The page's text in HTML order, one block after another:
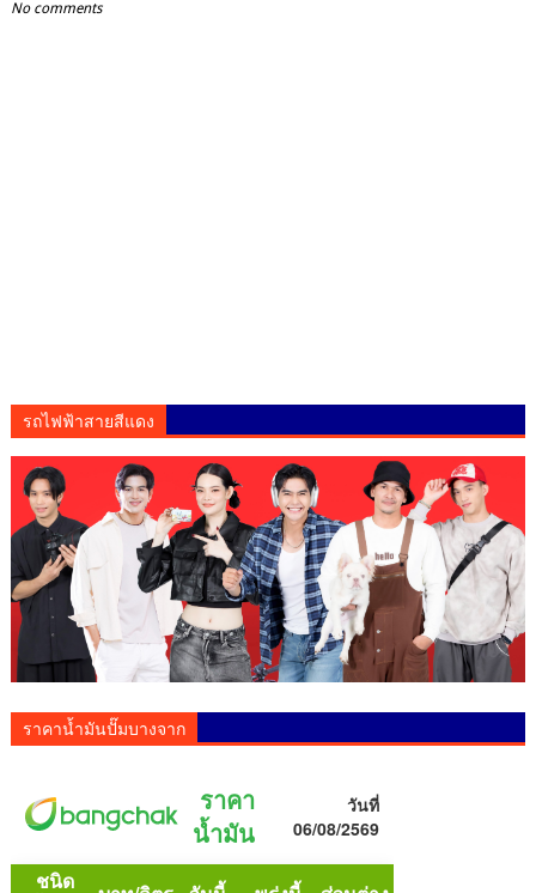
No comments
รถไฟฟ้าสายสีแดง
ราคาน้ำมันปั๊มบางจาก